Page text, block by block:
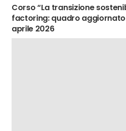
Corso “La transizione
factoring: quadro aggiornato
aprile 2026